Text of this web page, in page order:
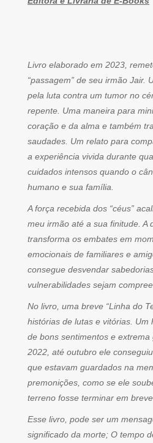
Livro elaborado em 2023,
“passagem” de seu irmão Jair.
pela luta contra um tumor no
repente. Uma maneira para
coração e da alma e também
saudades. Um relato para
a experiência vivida durante
cuidados intensos quando o
humano e sua família.
A força recebida dos “céus”
meu irmão até a sua finitude. A
transforma os embates em
emocionais de familiares e
consegue desvendar
vulnerabilidades sejam
No livro, uma breve “Linha do
histórias de lutas e vitórias. Um
de bons sentimentos e
2022, até outubro ele
que estavam guardados na
premonições, como se ele
terreno fosse terminar em breve.
Esse livro, pode ser um
significado da morte; O tempo